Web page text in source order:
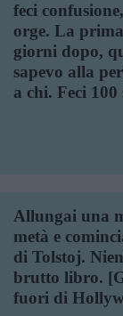
feci
orge. La
giorni dopo,
sapevo alla
a chi. Feci
Allungai una
metà e
di Tolstoj.
brutto libro.
fuori di